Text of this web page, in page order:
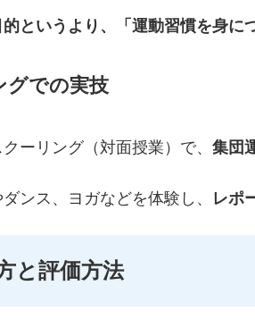
というより、「運動習慣を身に
での実技
ーリング（対面授業）で、 集団
ンス、ヨガなどを体験し、 レポ
と評価方法